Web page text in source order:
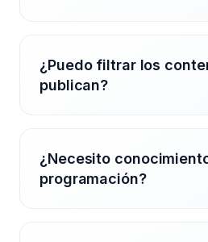
¿Puedo filtrar los
publican?
¿Necesito
programación?